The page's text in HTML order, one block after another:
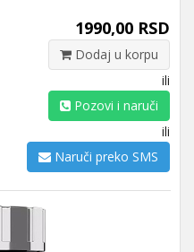
1990,00 RSD
Dodaj u korpu
ili
Pozovi i naruči
ili
Naruči preko SMS